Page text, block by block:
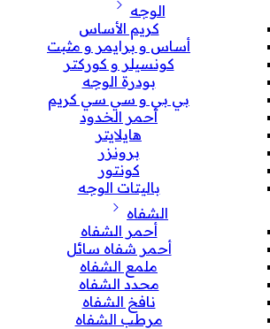
الوجه
كريم الأساس
أساس و برايمر و مثبت
كونسيلر و كوركتر
بودرة الوجه
بي بي و سي سي كريم
أحمر الخدود
هايلايتر
برونزر
كونتور
باليتات الوجه
الشفاه
أحمر الشفاه
أحمر شفاه سائل
ملمع الشفاه
محدد الشفاه
نافخ الشفاه
مرطب الشفاه